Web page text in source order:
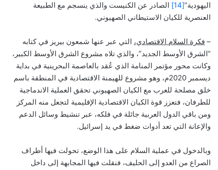
اليهودية”[14]
الصادر عن الكنيست والذي ينسجم مع الطبيعة
العنصرية للكيان الاستيطاني الصهيوني.
– فكرة السلام الاقتصادي، التي عبر عنها شمعون بيريز في كتابه
“الشرق الأوسط الجديد”، والذي تلاه مشروع الشرق الأوسط الكبير،
وكانت محور مؤتمر المنامة الذي عُقد بالعاصمة البحرينية في بداية
ديسمبر 2020م، وهو مشروع للهيمنة الاقتصادية في المنطقة باسم
خلق مصلحة للعرب مع الكيان الصهيوني تحقق العملية الاندماجية
للطرفان، فتعزز قوة الكيان الاقتصادية الإقليمية لتجعل منه المركز
ومن باقي الدول العربية جائلة في فلكه، عبر تنشيط وسائل الدعم
والإعانة التي تعد أدوات ضغط في يد إسرائيل.
وبالدخول في عملية السلام على هذا الوضع، تحولت فيها أطراف
الصراع من العدو إلى الحليف، فنقلت فيها المجابهة إلى داخل